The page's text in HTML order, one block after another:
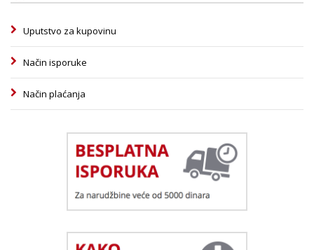
Uputstvo za kupovinu
Način isporuke
Način plaćanja